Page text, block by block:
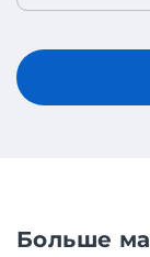
Больше